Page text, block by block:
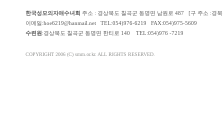
한국성모의자애수녀회 주소 : 경상북도 칠곡군 동명면 남원로 487 [구 주소 :경
이메일:hoe6219@hanmail.net TEL:054)976-6219 FAX:054)975-5609
수련원:경상북도 칠곡군 동명면 한티로 140 TEL:054)976 -7219
COPYRIGHT 2006 (C) smm.or.kr. ALL RIGHTS RESERVED.